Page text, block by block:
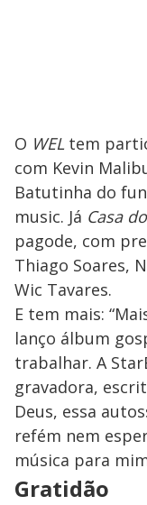
O WEL tem
com Kevin
Batutinha do
music. Já Casa
pagode, com
Thiago Soares,
Wic Tavares.
E tem mais:
lanço álbum
trabalhar. A
gravadora,
Deus, essa
refém nem
música para
Gratidão